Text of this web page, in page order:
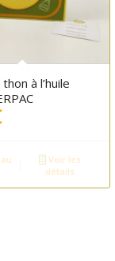
à l’huile
Voir les
détails